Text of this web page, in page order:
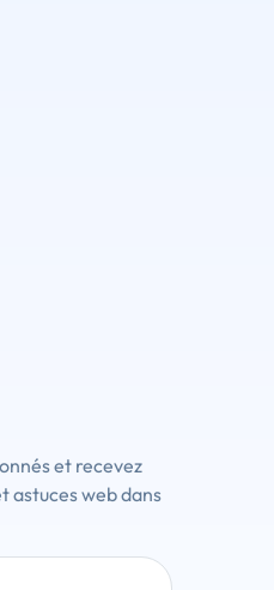
et recevez
astuces web dans